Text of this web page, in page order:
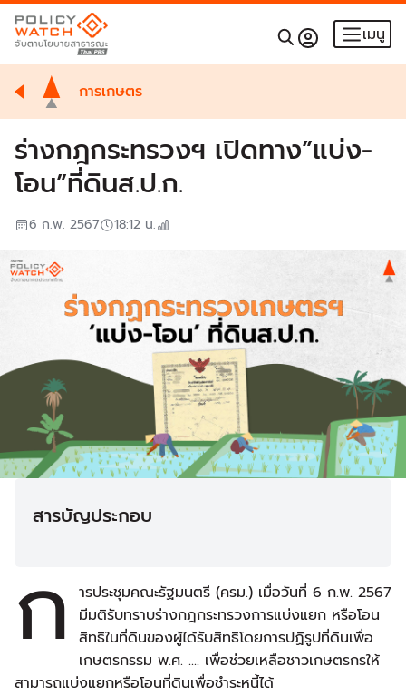
เมนู
การเกษตร
ร่างกฎกระทรวงฯ เปิดทาง”แบ่ง-
โอน”ที่ดินส.ป.ก.
6 ก.พ. 2567 18:12 น.
สารบัญประกอบ
ก
ารประชุมคณะรัฐมนตรี (ครม.) เมื่อวันที่ 6 ก.พ. 2567
มีมติรับทราบร่างกฎกระทรวงการแบ่งแยก หรือโอน
สิทธิในที่ดินของผู้ได้รับสิทธิโดยการปฏิรูปที่ดินเพื่อ
เกษตรกรรม พ.ศ. .... เพื่อช่วยเหลือชาวเกษตรกรให้
สามารถแบ่งแยกหรือโอนที่ดินเพื่อชำระหนี้ได้